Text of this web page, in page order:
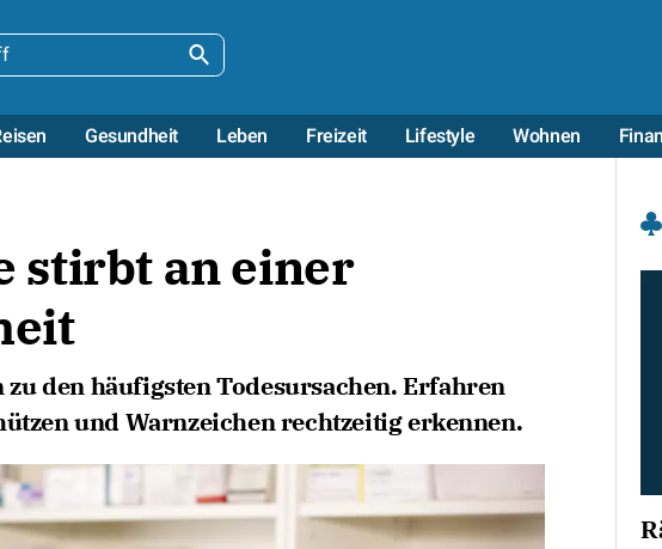
Gesundheit Leben Freizeit Lifestyle Wohnen
stirbt an einer
den häufigsten Todesursachen. Erfahren
und Warnzeichen rechtzeitig erkennen.